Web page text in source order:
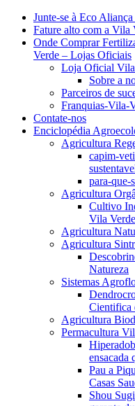
Junte-se à Eco
Fature alto com a Vila
Onde Comprar
Verde – Lojas Oficiais
Loja Oficial
Sobre a
Parceiros de
Franquias-Vila-
Contate-nos
Enciclopédia
Agricultura
capim-
para-que-
Agricultura
Cultivo
Vila Verde
Agricultura
Agricultura
Natureza
Sistemas
Cientifica
Agricultura
Permacultura
ensacada
Pau a
Casas
Shou